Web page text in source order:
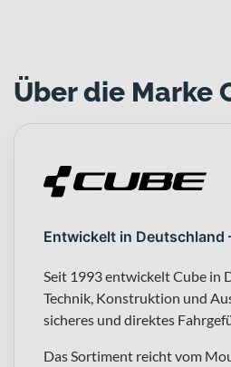
Über die Marke
Entwickelt in Deutschland
Seit 1993 entwickelt Cube in
Technik, Konstruktion und
sicheres und direktes
Das Sortiment reicht vom